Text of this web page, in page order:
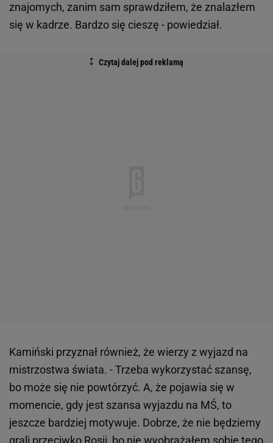
znajomych, zanim sam sprawdziłem, że znalazłem
się w kadrze. Bardzo się cieszę - powiedział.
Kamiński przyznał również, że wierzy z wyjazd na
mistrzostwa świata. - Trzeba wykorzystać szansę,
bo może się nie powtórzyć. A, że pojawia się w
momencie, gdy jest szansa wyjazdu na MŚ, to
jeszcze bardziej motywuje. Dobrze, że nie będziemy
grali przeciwko Rosji, bo nie wyobrażałem sobie tego